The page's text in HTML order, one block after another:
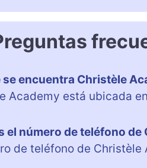
se encuentra Christèle
Academy está ubicada
el número de teléfono
de teléfono de